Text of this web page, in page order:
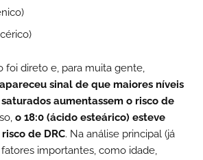
foi direto e, para muita gente,
sinal de que maiores níveis
aumentassem o risco de
o 18:0 (ácido esteárico) esteve
de DRC. Na análise principal (já
importantes, como idade,